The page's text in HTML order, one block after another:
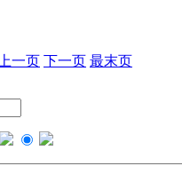
上一页 下一页 最末页